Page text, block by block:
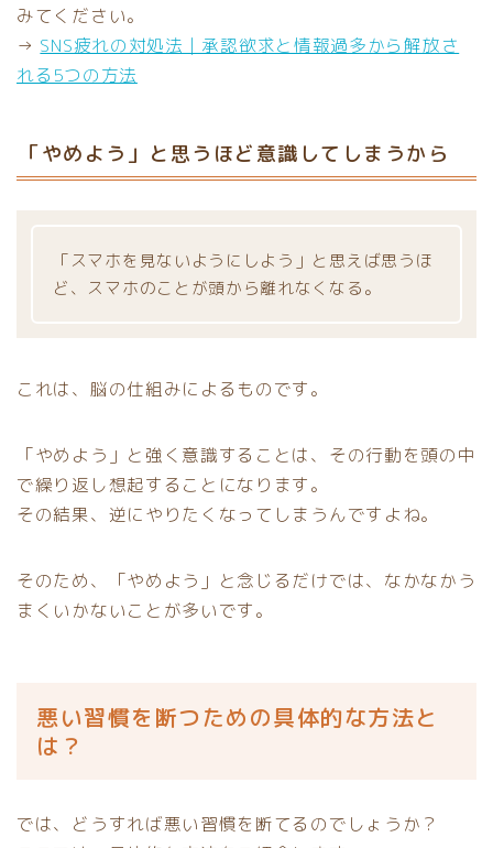
みてください。
→ SNS疲れの対処法｜承認欲求と情報過多から解放さ
れる5つの方法
「やめよう」と思うほど意識してしまうから
「スマホを見ないようにしよう」と思えば思うほ
ど、スマホのことが頭から離れなくなる。
これは、脳の仕組みによるものです。
「やめよう」と強く意識することは、その行動を頭の中
で繰り返し想起することになります。
その結果、逆にやりたくなってしまうんですよね。
そのため、「やめよう」と念じるだけでは、なかなかう
まくいかないことが多いです。
悪い習慣を断つための具体的な方法と
は？
では、どうすれば悪い習慣を断てるのでしょうか？